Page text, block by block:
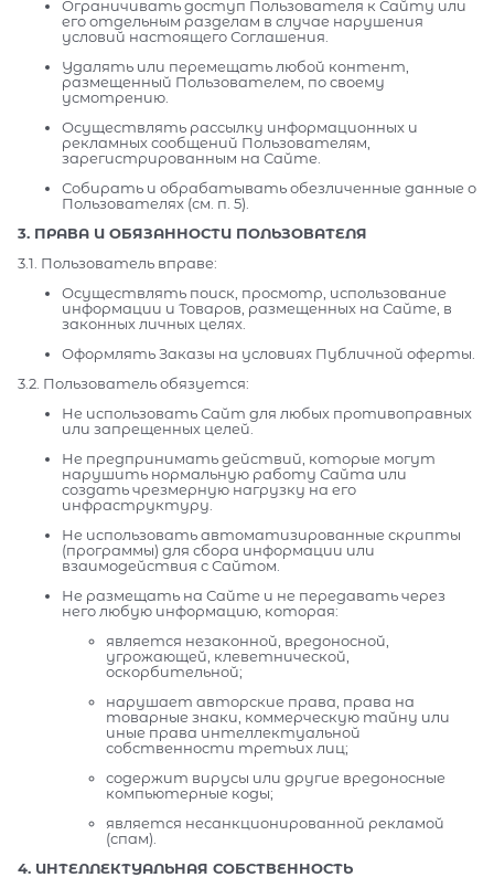
Ограничивать доступ Пользователя к Сайту или
его отдельным разделам в случае нарушения
условий настоящего Соглашения.
Удалять или перемещать любой контент,
размещенный Пользователем, по своему
усмотрению.
Осуществлять рассылку информационных и
рекламных сообщений Пользователям,
зарегистрированным на Сайте.
Собирать и обрабатывать обезличенные данные о
Пользователях (см. п. 5).
3. ПРАВА И ОБЯЗАННОСТИ ПОЛЬЗОВАТЕЛЯ
3.1. Пользователь вправе:
Осуществлять поиск, просмотр, использование
информации и Товаров, размещенных на Сайте, в
законных личных целях.
Оформлять Заказы на условиях Публичной оферты.
3.2. Пользователь обязуется:
Не использовать Сайт для любых противоправных
или запрещенных целей.
Не предпринимать действий, которые могут
нарушить нормальную работу Сайта или
создать чрезмерную нагрузку на его
инфраструктуру.
Не использовать автоматизированные скрипты
(программы) для сбора информации или
взаимодействия с Сайтом.
Не размещать на Сайте и не передавать через
него любую информацию, которая:
является незаконной, вредоносной,
угрожающей, клеветнической,
оскорбительной;
нарушает авторские права, права на
товарные знаки, коммерческую тайну или
иные права интеллектуальной
собственности третьих лиц;
содержит вирусы или другие вредоносные
компьютерные коды;
является несанкционированной рекламой
(спам).
4. ИНТЕЛЛЕКТУАЛЬНАЯ СОБСТВЕННОСТЬ